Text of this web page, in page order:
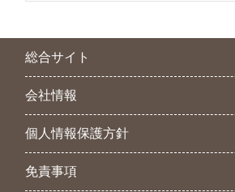
総合サイト
会社情報
個人情報保護方針
免責事項